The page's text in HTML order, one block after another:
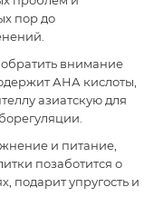
пор до
внимание
АНА кислоты,
азиатскую для
и питание,
позаботится о
подарит упругость и